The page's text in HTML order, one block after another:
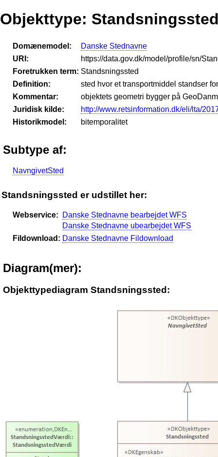
Objekttype:
Domænemodel:
Danske Stednavne
URI:
https://data.gov.dk/model/profile/sn/
Foretrukken term: Standsningssted
Definition:
sted hvor et transportmiddel standser
Kommentar:
objektets geometri bygger på
Juridisk kilde:
http://www.retsinformation.dk/eli/lta/
Historikmodel:
bitemporalitet
Subtype af:
NavngivetSted
Standsningssted er udstillet her:
Webservice:
Danske Stednavne bearbejdet WFS
Danske Stednavne ubearbejdet WFS
Fildownload: Danske Stednavne Fildownload
Diagram(mer):
Objekttypediagram Standsningssted: